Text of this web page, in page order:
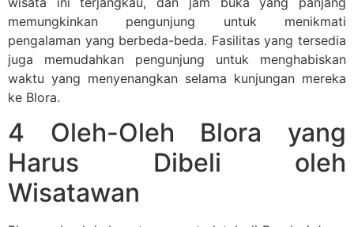
memungkinkan pengunjung untuk menikmati
pengalaman yang berbeda-beda. Fasilitas yang tersedia
juga memudahkan pengunjung untuk menghabiskan
waktu yang menyenangkan selama kunjungan mereka
ke Blora.
4 Oleh-Oleh Blora yang
Harus Dibeli oleh
Wisatawan